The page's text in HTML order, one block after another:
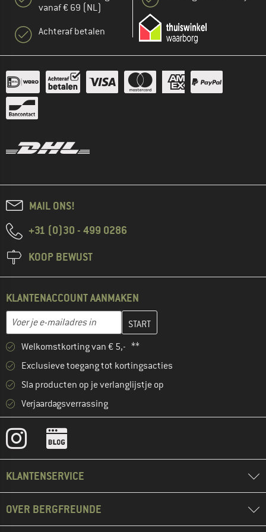
vanaf € 69 (NL)
Achteraf betalen
MAIL ONS!
+31 (0)30 - 499 0286
KOOP BEWUST
KLANTENACCOUNT AANMAKEN
E-mailadres
Vul je e-mailadres hier in en maak in de volgende stap je
Welkomstkorting van € 5,- **
Exclusieve toegang tot kortingsacties
Sla producten op je verlanglijstje op
Verjaardagsverrassing
KLANTENSERVICE
OVER BERGFREUNDE